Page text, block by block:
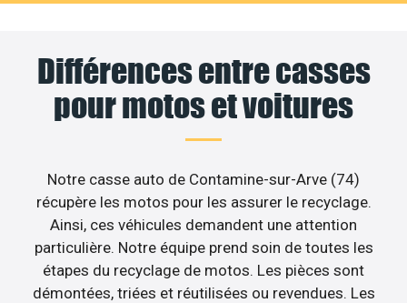
Différences entre casses
pour motos et voitures
Notre casse auto de Contamine-sur-Arve (74)
récupère les motos pour les assurer le recyclage.
Ainsi, ces véhicules demandent une attention
particulière. Notre équipe prend soin de toutes les
étapes du recyclage de motos. Les pièces sont
démontées, triées et réutilisées ou revendues. Les